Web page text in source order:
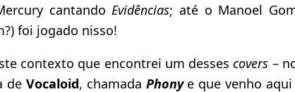
cantando Evidências; até o Manoel
foi jogado nisso!
contexto que encontrei um dessescovers –
de Vocaloid, chamada Phonye que venho aqui